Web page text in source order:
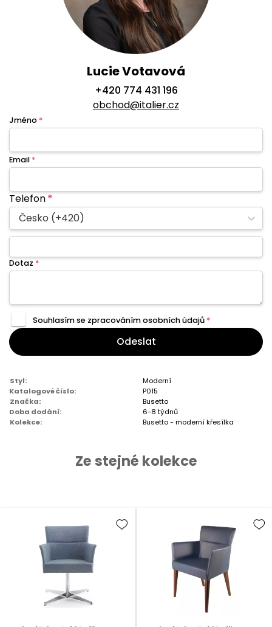
Lucie Votavová
+420 774 431 196
obchod@italier.cz
Jméno *
Email *
Telefon*
Česko (+420)
Dotaz *
Souhlasím se zpracovánímosobních údajů *
Odeslat
Styl:
Moderní
Katalogové číslo:
P015
Značka:
Busetto
Doba dodání:
6-8 týdnů
Kolekce:
Busetto - moderní křesílka
Ze stejné kolekce